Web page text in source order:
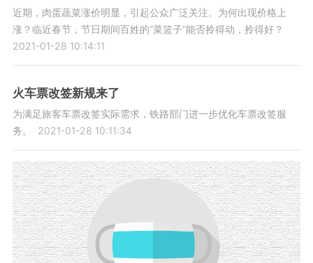
近期，肉蛋蔬菜涨价明显，引起公众广泛关注。为何出现价格上
涨？临近春节，节日期间百姓的“菜篮子”能否拎得动，拎得好？
2021-01-28 10:14:11
火车票改签新规来了
为满足旅客车票改签实际需求，铁路部门进一步优化车票改签服
务。
2021-01-28 10:11:34